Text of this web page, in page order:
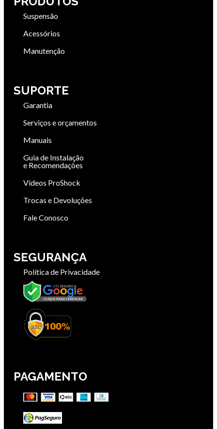
Suspensão
Acessórios
Manutenção
SUPORTE
Garantia
Serviços e orçamentos
Manuais
Guia de Instalação
e Recomendações
Videos ProShock
Trocas e Devoluções
Fale Conosco
SEGURANÇA
Política de Privacidade
PAGAMENTO